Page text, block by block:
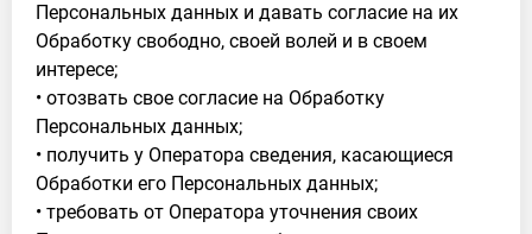
Персональных данных и давать согласие на их
Обработку свободно, своей волей и в своем
интересе;
• отозвать свое согласие на Обработку
Персональных данных;
• получить у Оператора сведения, касающиеся
Обработки его Персональных данных;
• требовать от Оператора уточнения своих